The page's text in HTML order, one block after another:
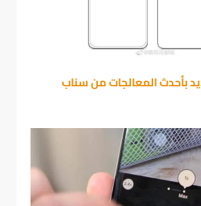
بأحدث المعالجات من سناب